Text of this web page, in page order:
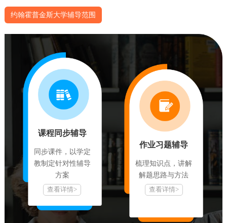
2022 U.S. News世界大学排名世界第9位。
校训校徽
约翰斯·霍普金斯大学的拉丁文校训，Veritas vos liberabit，意思
是：真理必叫你们得以自由，出自《圣经·约翰福音》8:32。
大学的校徽，正中央为橡树枝支撑的马里兰州建立者巴尔的摩
约翰霍普金斯大学辅导范围
课程同步辅导
同步课件，以学定
教制定针对性辅导
方案
查看详情>
作业习题辅导
梳理知识点，讲解
解题思路与方法
查看详情>